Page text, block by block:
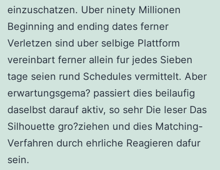
einzuschatzen. Uber ninety Millionen
Beginning and ending dates ferner
Verletzen sind uber selbige Plattform
vereinbart ferner allein fur jedes Sieben
tage seien rund Schedules vermittelt. Aber
erwartungsgema? passiert dies beilaufig
daselbst darauf aktiv, so sehr Die leser Das
Silhouette gro?ziehen und dies Matching-
Verfahren durch ehrliche Reagieren dafur
sein.